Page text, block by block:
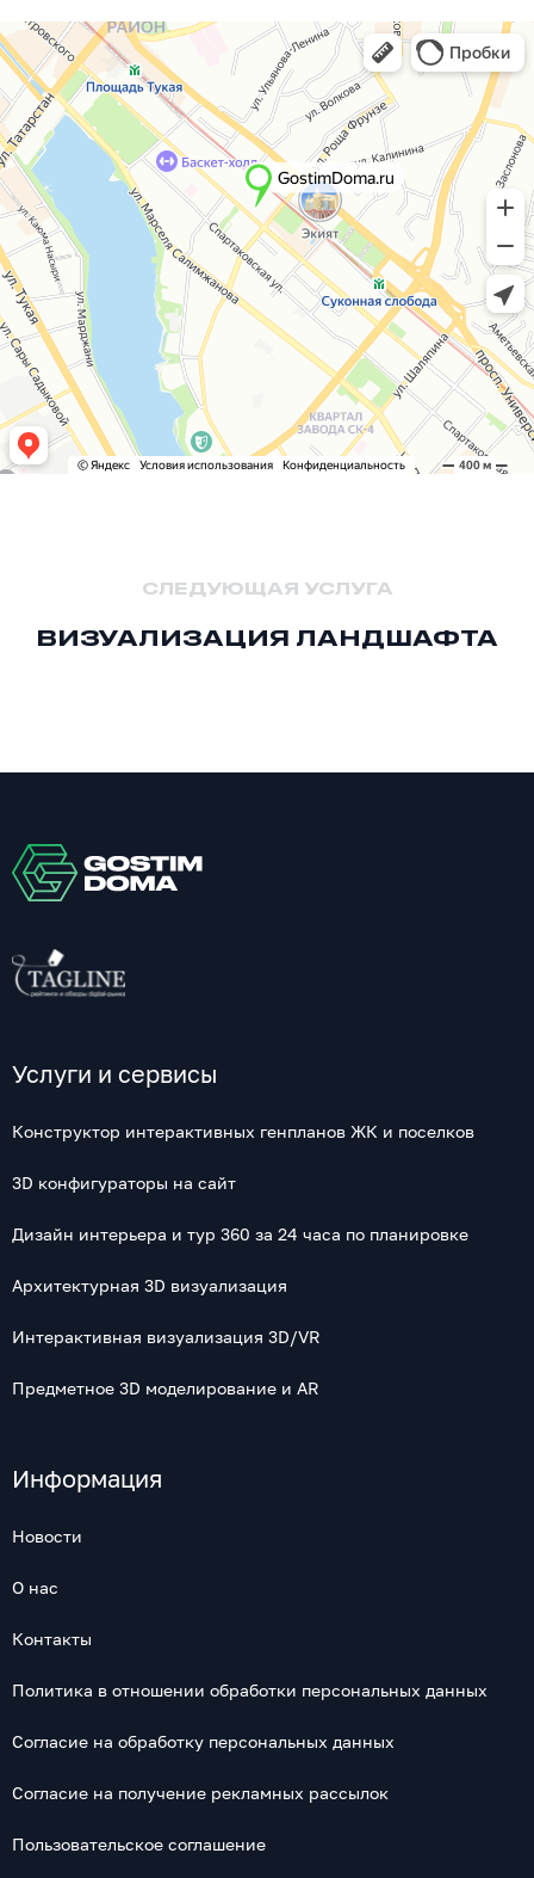
СЛЕДУЮЩАЯ УСЛУГА
ВИЗУАЛИЗАЦИЯ ЛАНДШАФТА
Услуги и сервисы
Конструктор интерактивных генпланов ЖК и поселков
3D конфигураторы на сайт
Дизайн интерьера и тур 360 за 24 часа по планировке
Архитектурная 3D визуализация
Интерактивная визуализация 3D/VR
Предметное 3D моделирование и AR
Информация
Новости
О нас
Контакты
Политика в отношении обработки персональных данных
Согласие на обработку персональных данных
Согласие на получение рекламных рассылок
Пользовательское соглашение